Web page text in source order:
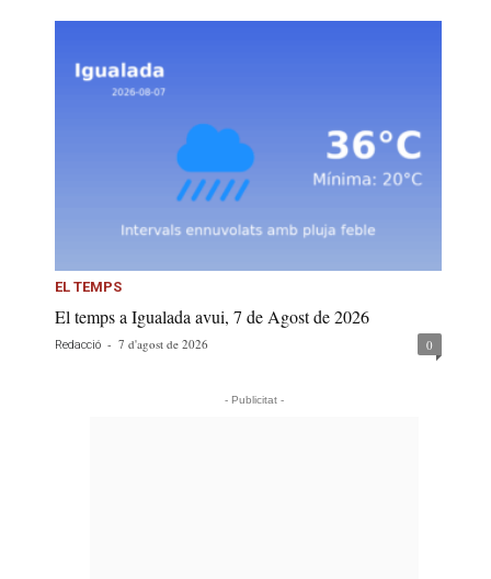
EL TEMPS
El temps a Igualada avui, 7 de Agost de 2026
Redacció - 7 d'agost de 2026 0
- Publicitat -